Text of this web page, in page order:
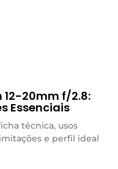
12-20mm f/2.8:
Essenciais
técnica, usos
e perfil ideal